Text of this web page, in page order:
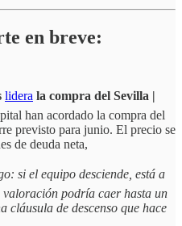
en breve:
lidera la compra del Sevilla |
han acordado la compra del
previsto para junio. El precio se
de deuda neta,
si el equipo desciende, está a
valoración podría caer hasta un
cláusula de descenso que hace